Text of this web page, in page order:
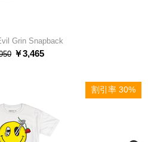
Grin Snapback
￥3,465
割引率 30%